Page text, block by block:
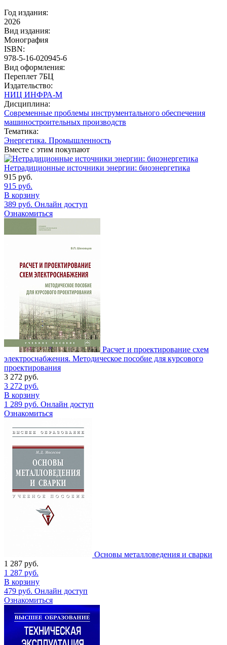
Год издания:
2026
Вид издания:
Монография
ISBN:
978-5-16-020945-6
Вид оформления:
Переплет 7БЦ
Издательство:
НИЦ ИНФРА-М
Дисциплина:
Современные проблемы инструментального обеспечения
машиностроительных производств
Тематика:
Энергетика. Промышленность
Вместе с этим покупают
Нетрадиционные источники энергии: биоэнергетика
915 руб.
915 руб.
В корзину
389 руб. Онлайн доступ
Ознакомиться
Расчет и проектирование схем
электроснабжения. Методическое пособие для курсового
проектирования
3 272 руб.
3 272 руб.
В корзину
1 289 руб. Онлайн доступ
Ознакомиться
Основы металловедения и сварки
1 287 руб.
1 287 руб.
В корзину
479 руб. Онлайн доступ
Ознакомиться